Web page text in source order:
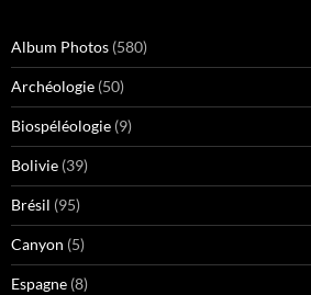
Album Photos (580)
Archéologie (50)
Biospéléologie (9)
Bolivie (39)
Brésil (95)
Canyon (5)
Espagne (8)